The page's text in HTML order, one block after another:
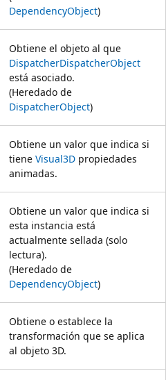
DependencyObject)
Obtiene el objeto al que
DispatcherDispatcherObject
está asociado.
(Heredado de
DispatcherObject)
Obtiene un valor que indica si
tiene Visual3D propiedades
animadas.
Obtiene un valor que indica si
esta instancia está
actualmente sellada (solo
lectura).
(Heredado de
DependencyObject)
Obtiene o establece la
transformación que se aplica
al objeto 3D.